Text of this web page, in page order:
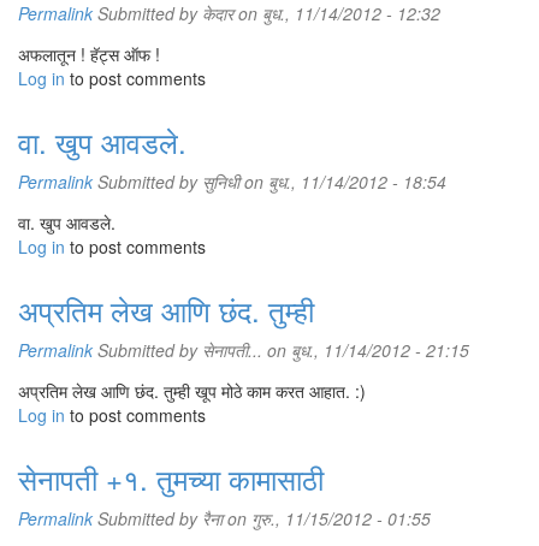
Permalink Submitted by केदारon बुध., 11/14/2012 - 12:32
अफलातून ! हॅट्स ऑफ !
Log in to post comments
वा. खुप आवडले.
Permalink Submitted by सुनिधीon बुध., 11/14/2012 - 18:54
वा. खुप आवडले.
Log in to post comments
अप्रतिम लेख आणि छंद. तुम्ही
Permalink Submitted by सेनापती... on बुध., 11/14/2012 - 21:15
अप्रतिम लेख आणि छंद. तुम्ही खूप मोठे काम करत आहात. :)
Log in to post comments
सेनापती +१. तुमच्या कामासाठी
Permalink Submitted by रैनाon गुरु., 11/15/2012 - 01:55